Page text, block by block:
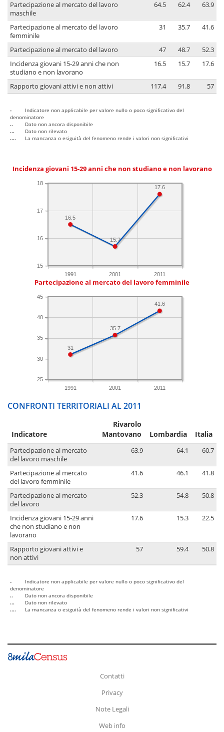
Partecipazione al mercato del lavoro
maschile
64.5 62.4 63.9
Partecipazione al mercato del lavoro
femminile
31 35.7 41.6
Partecipazione al mercato del lavoro 47 48.7
52.3
Incidenza giovani 15-29 anni che non
studiano e non lavorano
16.5 15.7 17.6
Rapporto giovani attivi e non attivi 117.4 91.8 57
-
Indicatore non applicabile per valore nullo o poco significativo del
denominatore
..
Dato non ancora disponibile
...
Dato non rilevato
....
La mancanza o esiguità del fenomeno rende i valori non significativi
Incidenza giovani 15-29 anni che non studiano e non lavorano
1991 2001 2011
15
16
17
18
17.6
15.7
16.5
Partecipazione al mercato del lavoro femminile
1991 2001 2011
25
30
35
40
45
41.6
35.7
31
CONFRONTI TERRITORIALI AL 2011
Indicatore
Rivarolo
Mantovano
Lombardia Italia
Partecipazione al mercato
del lavoro maschile
63.9 64.1 60.7
Partecipazione al mercato
del lavoro femminile
41.6 46.1 41.8
Partecipazione al mercato
del lavoro
52.3 54.8 50.8
Incidenza giovani 15-29 anni
che non studiano e non
lavorano
17.6 15.3 22.5
Rapporto giovani attivi e
non attivi
57 59.4 50.8
-
Indicatore non applicabile per valore nullo o poco significativo del
denominatore
..
Dato non ancora disponibile
...
Dato non rilevato
....
La mancanza o esiguità del fenomeno rende i valori non significativi
Contatti
Privacy
Note Legali
Web info